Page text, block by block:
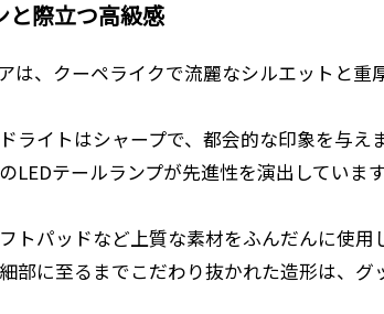
と際立つ高級感
は、クーペライクで流麗なシルエットと重
ライトはシャープで、都会的な印象を与
LEDテールランプが先進性を演出しています
トパッドなど上質な素材をふんだんに使
部に至るまでこだわり抜かれた造形は、